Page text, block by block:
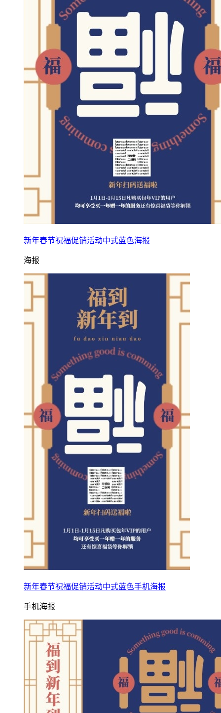
新年春节祝福促销活动中式蓝色海报
海报
新年春节祝福促销活动中式蓝色手机海报
手机海报